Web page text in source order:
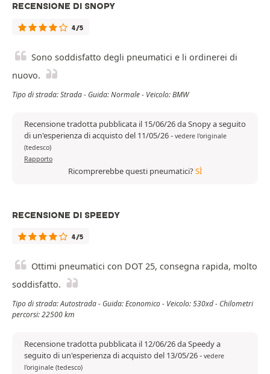
RECENSIONE DI SNOPY
4/5
Sono soddisfatto degli pneumatici e li ordinerei di
nuovo.
Tipo di strada: Strada - Guida: Normale - Veicolo: BMW
Recensione tradotta pubblicata il 15/06/26 da Snopy a seguito
di un'esperienza di acquisto del 11/05/26- vedere l'originale
(tedesco)
Rapporto
Ricomprerebbe questi pneumatici?SÌ
RECENSIONE DI SPEEDY
4/5
Ottimi pneumatici con DOT 25, consegna rapida, molto
soddisfatto.
Tipo di strada: Autostrada - Guida: Economico - Veicolo: 530xd - Chilometri
percorsi: 22500 km
Recensione tradotta pubblicata il 12/06/26 da Speedy a
seguito di un'esperienza di acquisto del 13/05/26- vedere
l'originale (tedesco)